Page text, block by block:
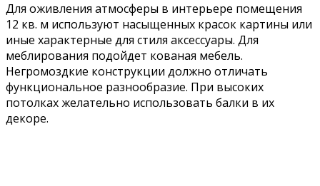
Для оживления атмосферы в интерьере помещения
12 кв. м используют насыщенных красок картины или
иные характерные для стиля аксессуары. Для
меблирования подойдет кованая мебель.
Негромоздкие конструкции должно отличать
функциональное разнообразие. При высоких
потолках желательно использовать балки в их
декоре.